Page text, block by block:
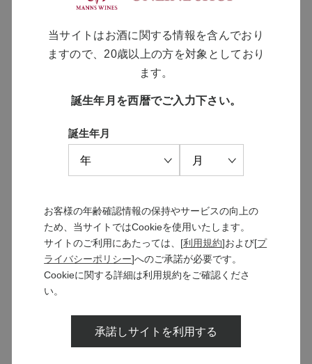
アタックははっきりとしていて、黒系果実の凝縮感がし
粘性も高く、香り同様心地よい清涼感が余韻まで長く続
きます。
ヴィンテージ
2023
アルコール分
14％
赤
辛口
16-18℃
西畑 徹平
当サイトはお酒に関する情報を含んでおり
ますので、20歳以上の方を対象としており
ます。
誕生年月を西暦でご入力下さい。
誕生年月
お客様の年齢確認情報の保持やサービスの向上の
ため、当サイトではCookieを使用いたします。
サイトのご利用にあたっては、[利用規約]および[プ
ライバシーポリシー]へのご承諾が必要です。
Cookieに関する詳細は利用規約をご確認くださ
い。
承諾しサイトを利用する